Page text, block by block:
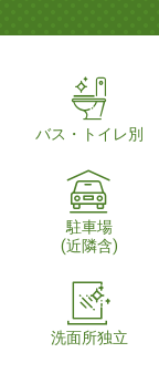
バス・トイレ別
駐車場
(近隣含)
洗面所独立